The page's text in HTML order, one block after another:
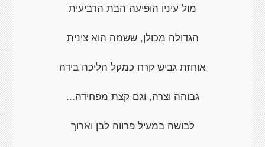
מול עיניו הופיעה הבת הרביעית
הגדולה מכולן, ששמה הוא צינית
אוחזת גביש קרח כמקל הליכה בידה
גבוהה וצרה, וגם קצת מפחידה...
לבושה במעיל פרווה לבן וארוך